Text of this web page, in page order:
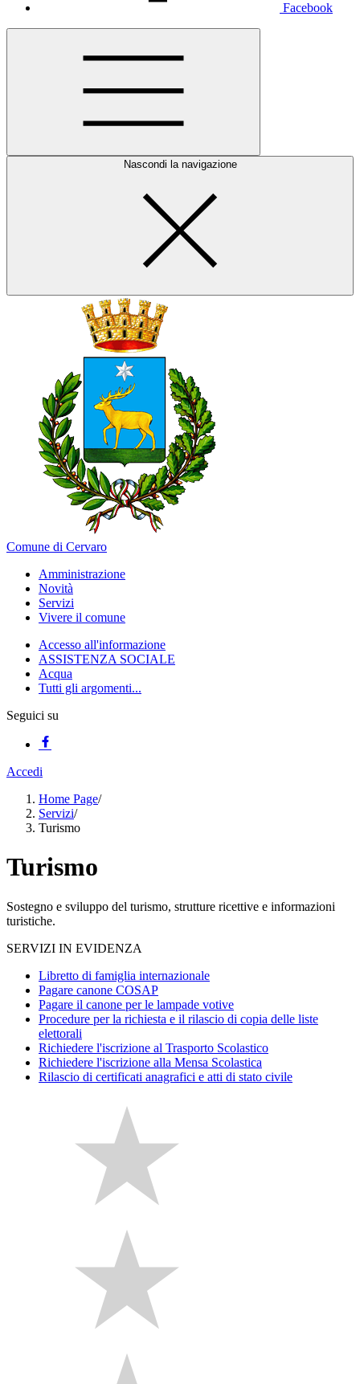
Facebook
Nascondi la navigazione
Comune di Cervaro
Amministrazione
Novità
Servizi
Vivere il comune
Accesso all'informazione
ASSISTENZA SOCIALE
Acqua
Tutti gli argomenti...
Seguici su
Accedi
Home Page/
Servizi/
Turismo
Turismo
Sostegno e sviluppo del turismo, strutture ricettive e informazioni
turistiche.
SERVIZI IN EVIDENZA
Libretto di famiglia internazionale
Pagare canone COSAP
Pagare il canone per le lampade votive
Procedure per la richiesta e il rilascio di copia delle liste
elettorali
Richiedere l'iscrizione al Trasporto Scolastico
Richiedere l'iscrizione alla Mensa Scolastica
Rilascio di certificati anagrafici e atti di stato civile